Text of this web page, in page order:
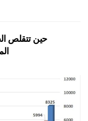
حين تتقلص